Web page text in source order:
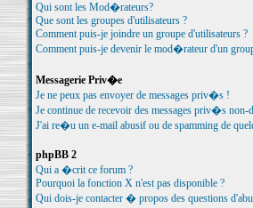
Qui sont les Mod�rateurs?
Que sont les groupes d'utilisateurs ?
Comment puis-je joindre un groupe d'utilisateurs ?
Comment puis-je devenir le mod�rateur d'un
Messagerie Priv�e
Je ne peux pas envoyer de messages priv�s !
Je continue de recevoir des messages priv�s
J'ai re�u un e-mail abusif ou de spamming de
phpBB 2
Qui a �crit ce forum ?
Pourquoi la fonction X n'est pas disponible ?
Qui dois-je contacter � propos des questions